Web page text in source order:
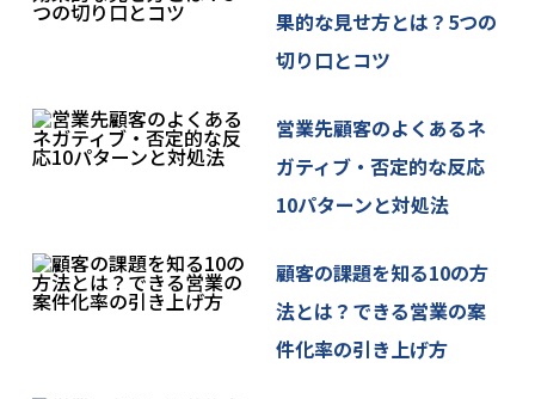
5. 個人情報保護のための安全管理
当社は、ご本人の個人情報を保護するための規程類
るとともに、その遵守状況の監査を定期的に実施い
たします。
また、ご本人の個人情報を保護するために必要な安
全管理措置の維持・向上に努めてまいります。
6. 個人情報の開示・訂正・利用停止等の手続
ご本人が、当社が保有するご自身の個人情報の、利
用目的の通知、開示(第三者提供記録の開示も含みま
す)、内容の訂正、追加又は削除、利用の停止、消去
果的な見せ方とは？5つの
切り口とコツ
営業先顧客のよくあるネ
ガティブ・否定的な反応
10パターンと対処法
顧客の課題を知る10の方
法とは？できる営業の案
件化率の引き上げ方